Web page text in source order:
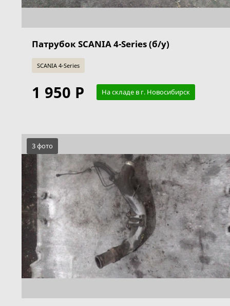
Патрубок SCANIA 4-Series (б/у)
SCANIA 4-Series
1 950 Р На складе в г. Новосибирск
3 фото